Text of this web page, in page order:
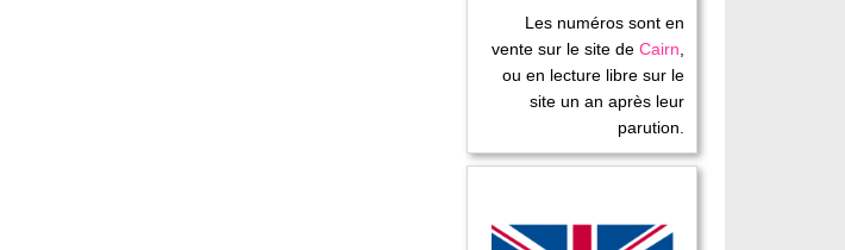
Les numéros sont en
vente sur le site deCairn,
ou en lecture libre sur le
site un an après leur
parution.